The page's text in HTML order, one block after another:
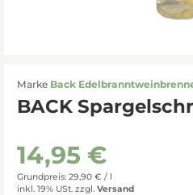
Marke Back
BACK
14,95 €
Grundpreis: 29,90 € / l
inkl. 19% USt. zzgl. Versand